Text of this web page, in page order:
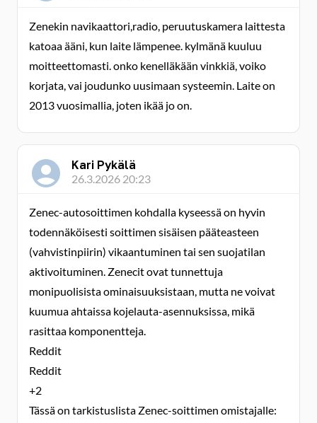
Zenekin navikaattori,radio, peruutuskamera laittesta
katoaa ääni, kun laite lämpenee. kylmänä kuuluu
moitteettomasti. onko kenelläkään vinkkiä, voiko
korjata, vai joudunko uusimaan systeemin. Laite on
2013 vuosimallia, joten ikää jo on.
Kari Pykälä
26.3.2026 20:23
Zenec-autosoittimen kohdalla kyseessä on hyvin
todennäköisesti soittimen sisäisen pääteasteen
(vahvistinpiirin) vikaantuminen tai sen suojatilan
aktivoituminen. Zenecit ovat tunnettuja
monipuolisista ominaisuuksistaan, mutta ne voivat
kuumua ahtaissa kojelauta-asennuksissa, mikä
rasittaa komponentteja.
Reddit
Reddit
+2
Tässä on tarkistuslista Zenec-soittimen omistajalle: